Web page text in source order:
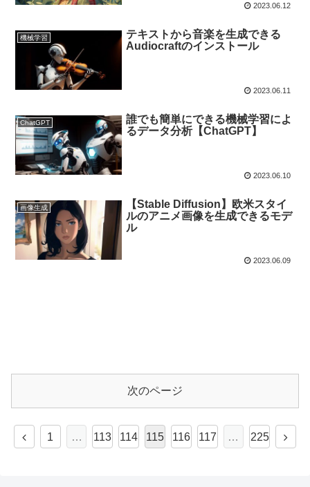
2023.06.12
機械学習
テキストから音楽を生成できる
Audiocraftのインストール
2023.06.11
ChatGPT
誰でも簡単にできる機械学習によ
るデータ分析【ChatGPT】
2023.06.10
画像生成
【Stable Diffusion】欧米スタイ
ルのアニメ画像を生成できるモデ
ル
2023.06.09
次のページ
1 … 113 114 115 116 117 … 225